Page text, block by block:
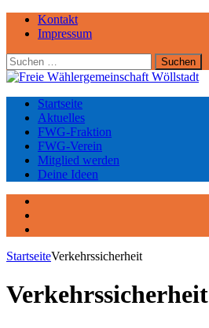
Kontakt
Impressum
Suchen
nach:
Startseite
Aktuelles
FWG-Fraktion
FWG-Verein
Mitglied werden
Deine Ideen
StartseiteVerkehrssicherheit
Verkehrssicherheit